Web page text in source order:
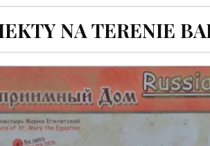
NA TERENIE